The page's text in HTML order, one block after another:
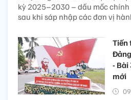
kỳ 2025–2030 – dấu mốc
sau khi sáp nhập các đơn vị
Tiến
- Bài
mới